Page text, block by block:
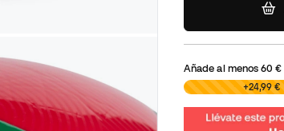
Añade al menos60 €
0,00 € +24,99 €